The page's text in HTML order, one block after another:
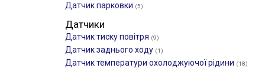
Датчик парковки (5)
Датчики
Датчик тиску повітря (9)
Датчик заднього ходу (1)
Датчик температури охолоджуючої рідини (18)